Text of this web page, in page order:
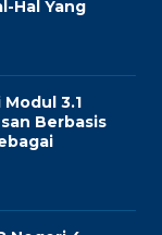
Hal Yang
3.1
Berbasis